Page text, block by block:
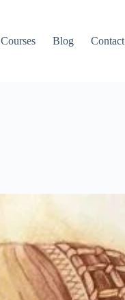
Courses Blog Contact